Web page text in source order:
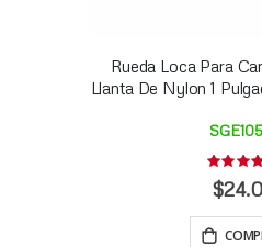
Rueda Loca Para
Llanta De Nylon 1
0%